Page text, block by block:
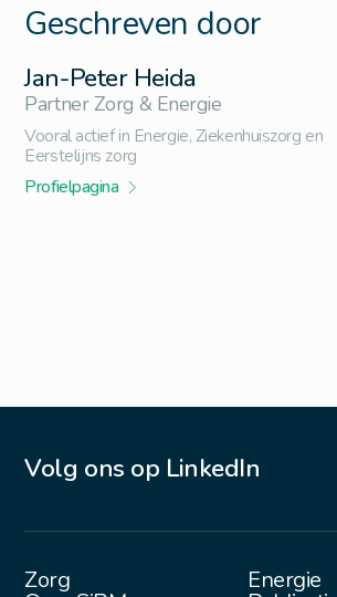
Geschreven door
Jan-Peter Heida
Partner Zorg & Energie
Vooral actief in Energie, Ziekenhuiszorg en
Eerstelijns zorg
Profielpagina
Zorg Energie
Volg ons op LinkedIn